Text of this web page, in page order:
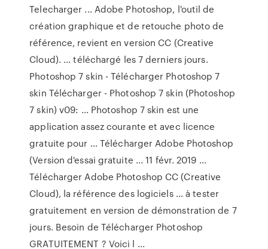
Telecharger ... Adobe Photoshop, l'outil de
création graphique et de retouche photo de
référence, revient en version CC (Creative
Cloud). ... téléchargé les 7 derniers jours.
Photoshop 7 skin - Télécharger Photoshop 7
skin Télécharger - Photoshop 7 skin (Photoshop
7 skin) v09: ... Photoshop 7 skin est une
application assez courante et avec licence
gratuite pour ... Télécharger Adobe Photoshop
(Version d'essai gratuite ... 11 févr. 2019 ...
Télécharger Adobe Photoshop CC (Creative
Cloud), la référence des logiciels ... à tester
gratuitement en version de démonstration de 7
jours. Besoin de Télécharger Photoshop
GRATUITEMENT ? Voici l ...